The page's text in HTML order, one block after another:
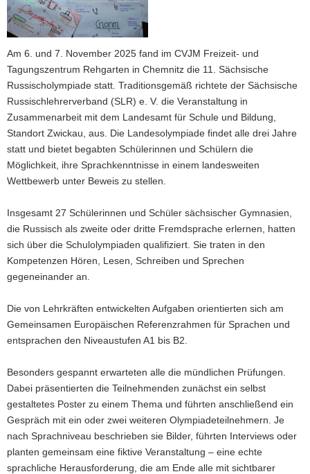
a
Am 6. und 7. November 2025 fand im CVJM Freizeit- und
Tagungszentrum Rehgarten in Chemnitz die 11. Sächsische
Russischolympiade statt. Traditionsgemäß richtete der Sächsische
Russischlehrerverband (SLR) e. V. die Veranstaltung in
Zusammenarbeit mit dem Landesamt für Schule und Bildung,
Standort Zwickau , aus. Die Landesolympiade findet alle drei Jahre
statt und bietet begabten Schülerinnen und Schülern die
Möglichkeit, ihre Sprachkenntnisse in einem landesweiten
Wettbewerb unter Beweis zu stellen.
Insgesamt 27 Schülerinnen und Schüler sächsischer Gymnasien,
die Russisch als zweite oder dritte Fremdsprache erlernen, hatten
sich über die Schulolympiaden qualifiziert. Sie traten in den
Kompetenzen Hören, Lesen, Schreiben und Sprechen
gegeneinander an.
Die von Lehrkräften entwickelten Aufgaben orientierten sich am
Gemeinsamen Europäischen Referenzrahmen für Sprachen und
entsprachen den Niveaustufen A1 bis B2
Besonders gespannt erwarteten alle die mündlichen Prüfungen.
Dabei präsentierten die Teilnehmenden zunächst ein selbst
gestaltetes Poster zu einem Thema und führten anschließend ein
Gespräch mit ein oder zwei weiteren Olympiadeteilnehmern. Je
nach Sprachniveau beschrieben sie Bilder, führten Interviews oder
planten gemeinsam eine fiktive Veranstaltung – eine echte
sprachliche Herausforderung, die am Ende alle mit sichtbarer